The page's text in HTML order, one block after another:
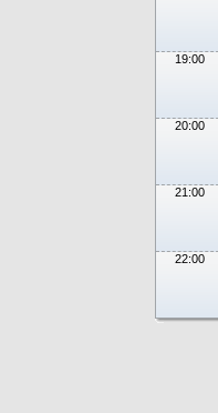
19:00
20:00
21:00
22:00